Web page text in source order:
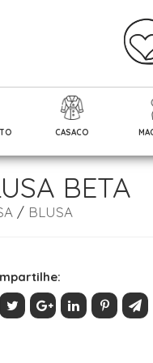
CASACO
BETA
/ BLUSA